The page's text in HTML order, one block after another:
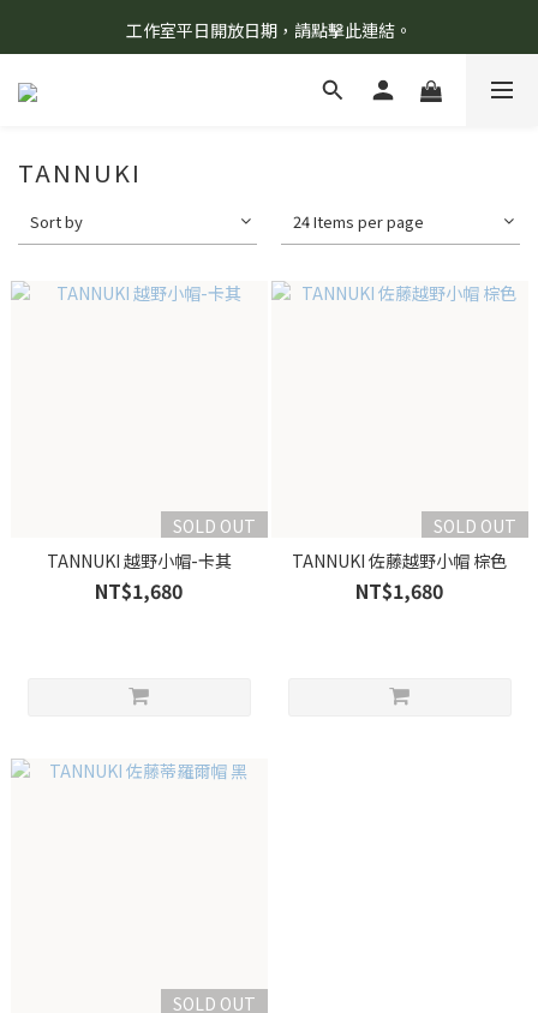
8/7 當天暫停開放工作室。請見諒！
工作室平日開放日期，請點擊此連結。
柯氏野生活推薦商品預購連結，請點此進入！
TANNUKI
Sort by 24 Items per page
SOLD OUT
TANNUKI 越野小帽-卡其
NT$1,680
SOLD OUT
TANNUKI 佐藤越野小帽 棕色
NT$1,680
SOLD OUT